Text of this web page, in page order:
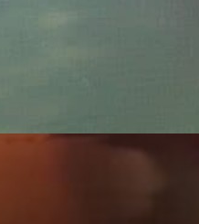
MAXOS FUSION
is een super efficiënt